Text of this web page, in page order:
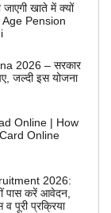
खाते में क्यों
Age Pension
2026 – सरकार
जल्दी इस योजना
Online | How
Online
2026:
पास करें आवेदन,
पूरी प्रक्रिया